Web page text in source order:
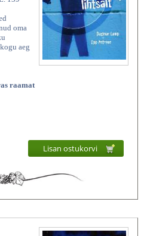
oma
aeg
raamat
Lisan ostukorvi